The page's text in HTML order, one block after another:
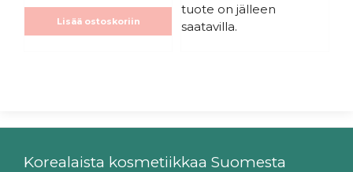
Lisää ostoskoriin
tuote on jälleen
saatavilla.
Korealaista kosmetiikkaa Suomesta